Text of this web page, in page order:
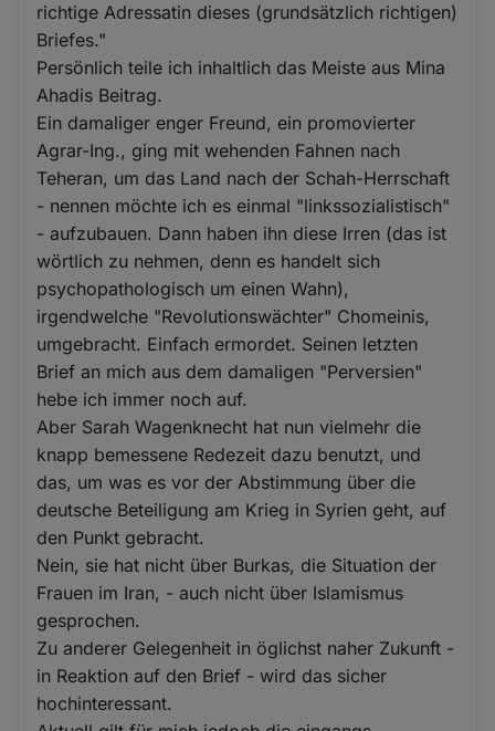
richtige Adressatin dieses (grundsätzlich richtigen)
Briefes."
Persönlich teile ich inhaltlich das Meiste aus Mina
Ahadis Beitrag.
Ein damaliger enger Freund, ein promovierter
Agrar-Ing., ging mit wehenden Fahnen nach
Teheran, um das Land nach der Schah-Herrschaft
- nennen möchte ich es einmal "linkssozialistisch"
- aufzubauen. Dann haben ihn diese Irren (das ist
wörtlich zu nehmen, denn es handelt sich
psychopathologisch um einen Wahn),
irgendwelche "Revolutionswächter" Chomeinis,
umgebracht. Einfach ermordet. Seinen letzten
Brief an mich aus dem damaligen "Perversien"
hebe ich immer noch auf.
Aber Sarah Wagenknecht hat nun vielmehr die
knapp bemessene Redezeit dazu benutzt, und
das, um was es vor der Abstimmung über die
deutsche Beteiligung am Krieg in Syrien geht, auf
den Punkt gebracht.
Nein, sie hat nicht über Burkas, die Situation der
Frauen im Iran, - auch nicht über Islamismus
gesprochen.
Zu anderer Gelegenheit in öglichst naher Zukunft -
in Reaktion auf den Brief - wird das sicher
hochinteressant.